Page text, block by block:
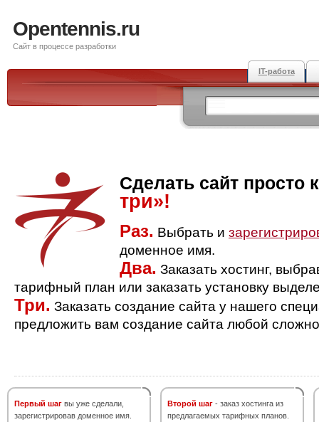
Opentennis.ru
Сайт в процессе разработки
IT-работа
Сделать сайт просто
три»!
Раз. Выбрать и
доменное имя.
Два. Заказать хостинг,
тарифный план или заказать установку
Три. Заказать создание сайта у нашего
предложить вам создание сайта любой
Первый шаг вы уже сделали,
зарегистрировав доменное имя.
Второй шаг - заказ хостинга из
предлагаемых тарифных планов.